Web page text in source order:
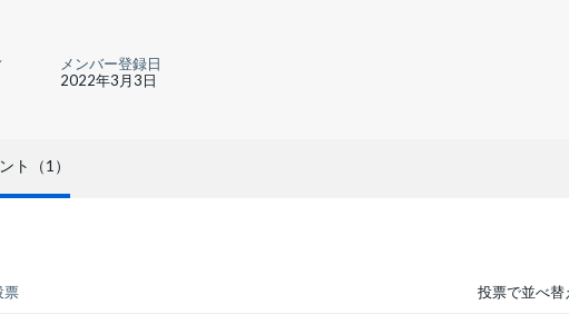
メンバー登録日
2022年3月3日
ト（1）
票 投票で並べ替